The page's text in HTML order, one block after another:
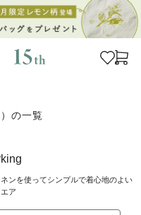
の一覧
ンを使ってシンプルで着心地のよい
ア